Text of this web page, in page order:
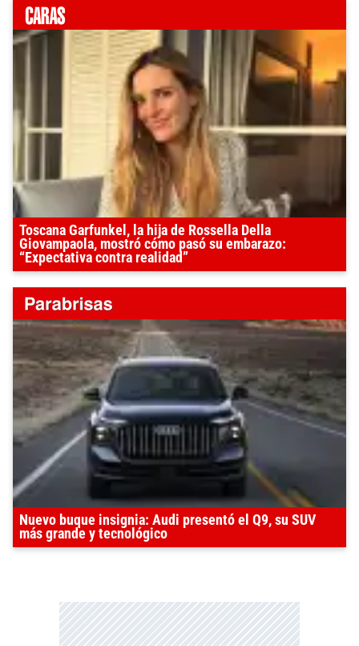
Toscana Garfunkel, la hija de Rossella Della
Giovampaola, mostró cómo pasó su embarazo:
“Expectativa contra realidad”
Nuevo buque insignia: Audi presentó el Q9, su SUV
más grande y tecnológico